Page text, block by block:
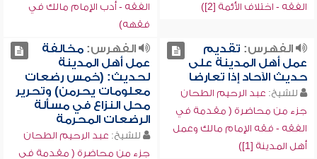
الفقه - اختلاف الأئمة [2])
الفقه - أدب الإمام مالك في
فقهه)
الفهرس: تقديم
عمل أهل المدينة على
حديث الآحاد إذا تعارضا
للشيخ: عبد الرحيم الطحان
جزء من محاضرة ( مقدمة في
الفقه - فقه الإمام مالك وعمل
أهل المدينة [1])
الفهرس:مخالفة
عمل أهل المدينة
لحديث: (خمس رضعات
معلومات يحرمن) وتحرير
محل النزاع في مسألة
الرضعات المحرمة
للشيخ: عبد الرحيم الطحان
جزء من محاضرة ( مقدمة في